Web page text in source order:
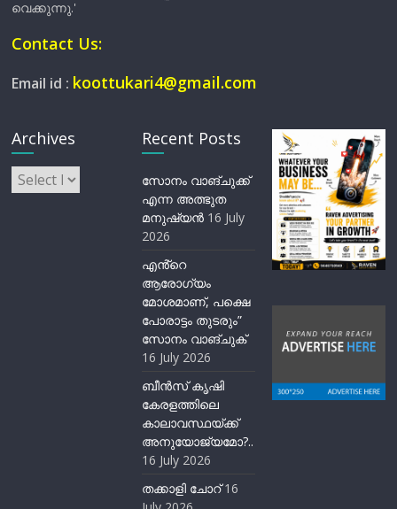
വെക്കുന്നു.'
Contact Us:
Email id : koottukari4@gmail.com
Archives
Archives
Recent Posts
സോനം വാങ്ചുക്ക്
എന്ന അത്ഭുത
മനുഷ്യന്‍ 16 July
2026
എൻ്റെ
ആരോഗ്യം
മോശമാണ്, പക്ഷെ
പോരാട്ടം തുടരും”
സോനം വാങ്ചുക്
16 July 2026
ബീന്‍സ് കൃഷി
കേരളത്തിലെ
കാലാവസ്ഥയ്ക്ക്
അനുയോജ്യമോ?..
16 July 2026
തക്കാളി ചോറ് 16